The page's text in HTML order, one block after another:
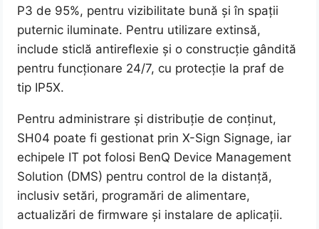
P3 de 95%, pentru vizibilitate bună și în spații
puternic iluminate. Pentru utilizare extinsă,
include sticlă antireflexie și o construcție gândită
pentru funcționare 24/7, cu protecție la praf de
tip IP5X.
Pentru administrare și distribuție de conținut,
SH04 poate fi gestionat prin X-Sign Signage, iar
echipele IT pot folosi BenQ Device Management
Solution (DMS) pentru control de la distanță,
inclusiv setări, programări de alimentare,
actualizări de firmware și instalare de aplicații.